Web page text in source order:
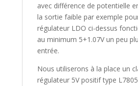
avec différence de potentielle
la sortie faible par exemple
régulateur LDO ci-dessus
au minimum 5+1.07V un peu
entrée.
Nous utiliserons à la place un
régulateur 5V positif type